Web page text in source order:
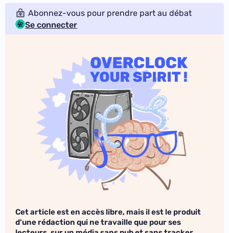
Abonnez-vous pour prendre part au débat
Se connecter
Cet article est en accès libre, mais il est le produit
d'une rédaction qui ne travaille que pour ses